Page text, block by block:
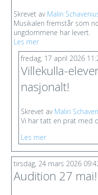
Skrevet av Malin
Musikalen fremstår som
ungdommene har levert.
Les mer
fredag, 17 april 2026
Villekulla-
nasjonalt!
Skrevet av Malin
Vi har tatt en prat med
Les mer
tirsdag, 24 mars 2026
Audition 27 mai!